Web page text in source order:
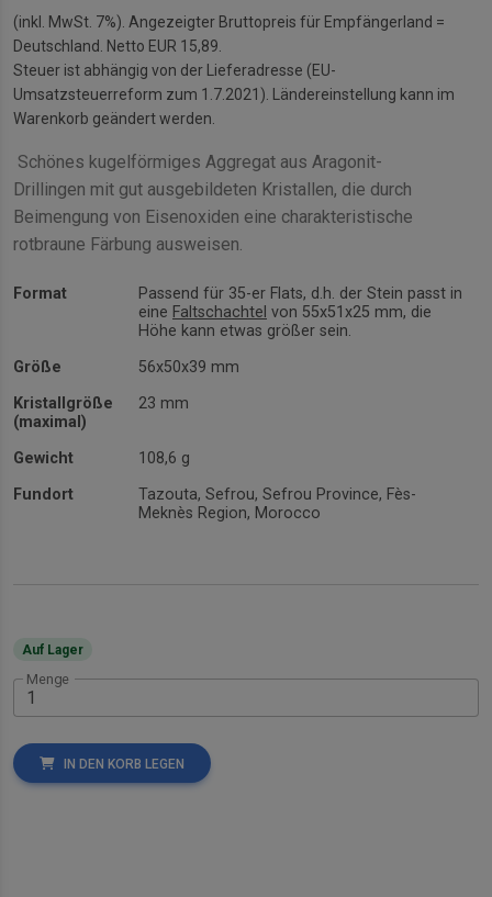
(inkl. MwSt. 7%). Angezeigter Bruttopreis für Empfängerland =
Deutschland. Netto EUR 15,89.
Steuer ist abhängig von der Lieferadresse (EU-
Umsatzsteuerreform zum 1.7.2021). Ländereinstellung kann im
Warenkorb geändert werden.
Schönes kugelförmiges Aggregat aus Aragonit-
Drillingen mit gut ausgebildeten Kristallen, die durch
Beimengung von Eisenoxiden eine charakteristische
rotbraune Färbung ausweisen.
Format
Passend für 35-er Flats, d.h. der Stein passt in
eine Faltschachtel von 55x51x25 mm, die
Höhe kann etwas größer sein.
Größe
56x50x39 mm
Kristallgröße
(maximal)
23 mm
Gewicht
108,6 g
Fundort
Tazouta, Sefrou, Sefrou Province, Fès-
Meknès Region, Morocco
Auf Lager
Menge
IN DEN KORB LEGEN